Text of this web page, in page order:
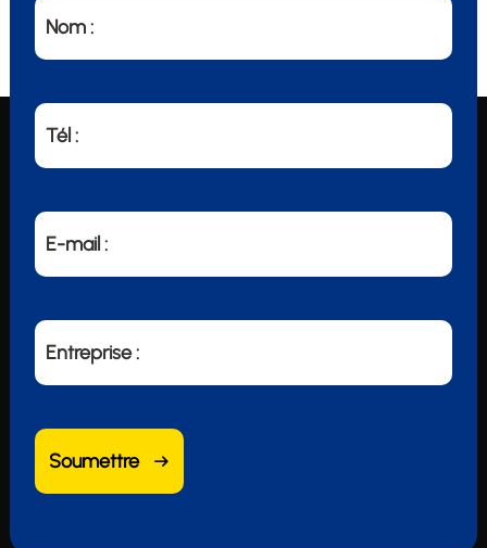
Nom :
Tél :
E-mail :
Entreprise :
Soumettre